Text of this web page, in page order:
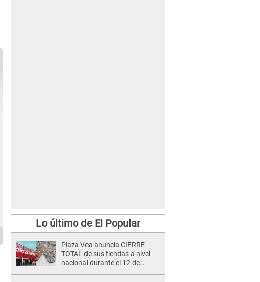
Lo último de El Popular
Plaza Vea anuncia CIERRE
TOTAL de sus tiendas a nivel
nacional durante el 12 de